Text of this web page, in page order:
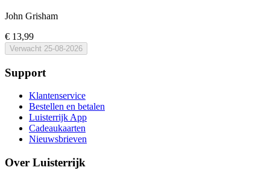
John Grisham
€ 13,99
Verwacht 25-08-2026
Support
Klantenservice
Bestellen en betalen
Luisterrijk App
Cadeaukaarten
Nieuwsbrieven
Over Luisterrijk